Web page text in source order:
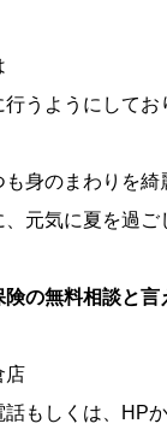
うようにしてお
も身のまわりを綺
元気に夏を過ご
の無料相談と言
店
話もしくは、HP